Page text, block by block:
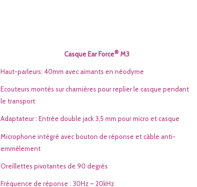
Casque Ear Force®M3
Haut-parleurs: 40mm avec aimants en néodyme
Ecouteurs montés sur charnières pour replier le casque pendant
le transport
Adaptateur : Entrée double jack 3,5 mm pour micro et casque
Microphone intégré avec bouton de réponse et câble anti-
emmêlement
Oreillettes pivotantes de 90 degrés
Fréquence de réponse : 30Hz – 20kHz